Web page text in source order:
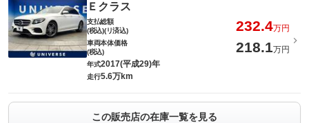
Ｅクラス
支払総額
(税込)(リ済込)
232.4万円
車両本体価格
(税込)
218.1万円
年式2017(平成29)年
走行5.6万km
この販売店の在庫一覧を見る